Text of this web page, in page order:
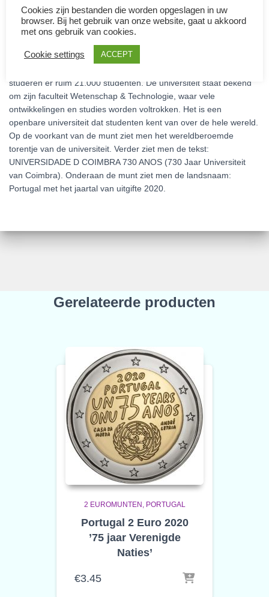
met als thema: 730 Jaar Universiteit van Coimbra. Deze 2 Euro
van Portugal 2020 slaat terug op de oudste universiteit van
Portugal en is ook een van de oudste universiteiten ter wereld! De
universiteit werd geopend op 1 maart 1290, opgericht door koning
studeren er ruim 21.000 studenten. De universiteit staat bekend
om zijn faculteit Wetenschap & Technologie, waar vele
ontwikkelingen en studies worden voltrokken. Het is een
openbare universiteit dat studenten kent van over de hele wereld.
Op de voorkant van de munt ziet men het wereldberoemde
torentje van de universiteit. Verder ziet men de tekst:
UNIVERSIDADE D COIMBRA 730 ANOS (730 Jaar Universiteit
van Coimbra). Onderaan de munt ziet men de landsnaam:
Portugal met het jaartal van uitgifte 2020.
Gerelateerde producten
2 EUROMUNTEN PORTUGAL
Portugal 2 Euro 2020
’75 jaar Verenigde
Naties’
€3.45
Cookies zijn bestanden die worden opgeslagen in uw
browser. Bij het gebruik van onze website, gaat u akkoord
met ons gebruik van cookies.
Cookie settings ACCEPT